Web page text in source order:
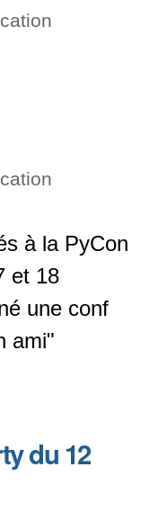
à la PyCon
et 18
une conf
ami"
du 12